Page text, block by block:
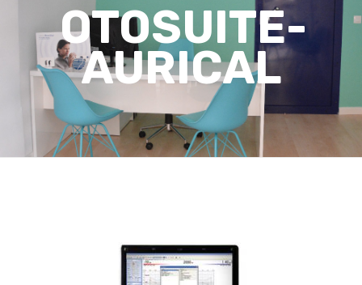
OTOSUITE-
AURICAL